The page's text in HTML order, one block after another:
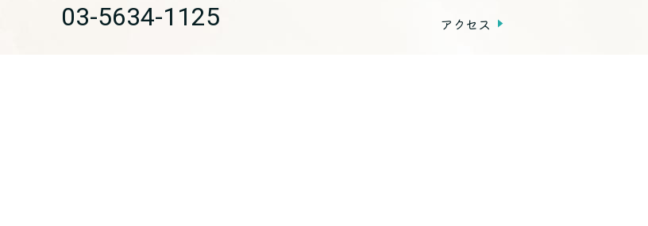
03-5634-1125
アクセス